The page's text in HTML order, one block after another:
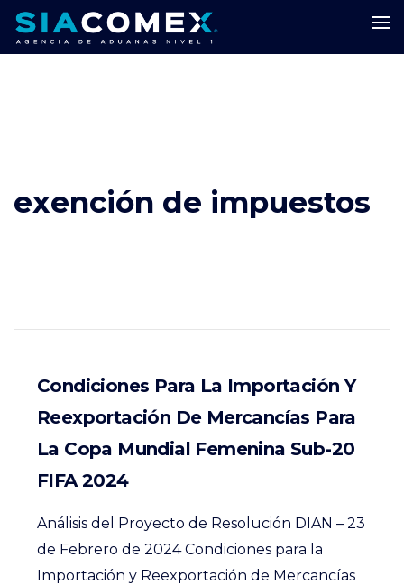
exención de impuestos
Condiciones Para La Importación Y
Reexportación De Mercancías Para
La Copa Mundial Femenina Sub-20
FIFA 2024
Análisis del Proyecto de Resolución DIAN – 23
de Febrero de 2024 Condiciones para la
Importación y Reexportación de Mercancías